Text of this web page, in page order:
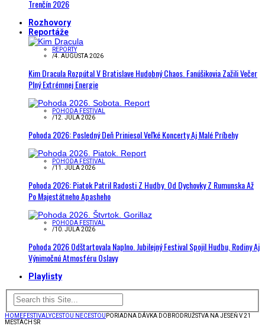
Trenčín 2026
Rozhovory
Reportáže
REPORTY
/4. AUGUSTA 2026
Kim Dracula Rozpútal V Bratislave Hudobný Chaos. Fanúšikovia Zažili Večer
Plný Extrémnej Energie
POHODA FESTIVAL
/12. JÚLA 2026
Pohoda 2026: Posledný Deň Priniesol Veľké Koncerty Aj Malé Príbehy
POHODA FESTIVAL
/11. JÚLA 2026
Pohoda 2026: Piatok Patril Radosti Z Hudby. Od Dychovky Z Rumunska Až
Po Majestátneho Apasheho
POHODA FESTIVAL
/10. JÚLA 2026
Pohoda 2026 Odštartovala Naplno. Jubilejný Festival Spojil Hudbu, Rodiny Aj
Výnimočnú Atmosféru Oslavy
Playlisty
HOMEFESTIVALYCESTOU NECESTOU PORIADNA DÁVKA DOBRODRUŽSTVA NA JESEŇ V 21
MESTÁCH SR